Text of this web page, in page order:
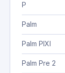
P
Palm
Palm PIXI
Palm Pre 2